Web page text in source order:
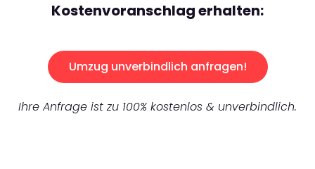
Kostenvoranschlag erhalten:
Umzug unverbindlich anfragen!
Ihre Anfrage ist zu 100% kostenlos & unverbindlich.